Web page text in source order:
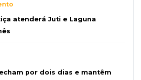
atenderá Juti e Laguna
por dois dias e mantêm